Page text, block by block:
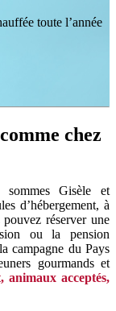
toute l’année
chez
Gisèle et
d’hébergement, à
réserver une
ou la pension
campagne du Pays
gourmands et
animaux acceptés,